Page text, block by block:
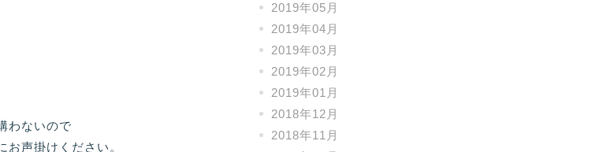
わないので
声掛けください。
2019年05月
2019年04月
2019年03月
2019年02月
2019年01月
2018年12月
2018年11月